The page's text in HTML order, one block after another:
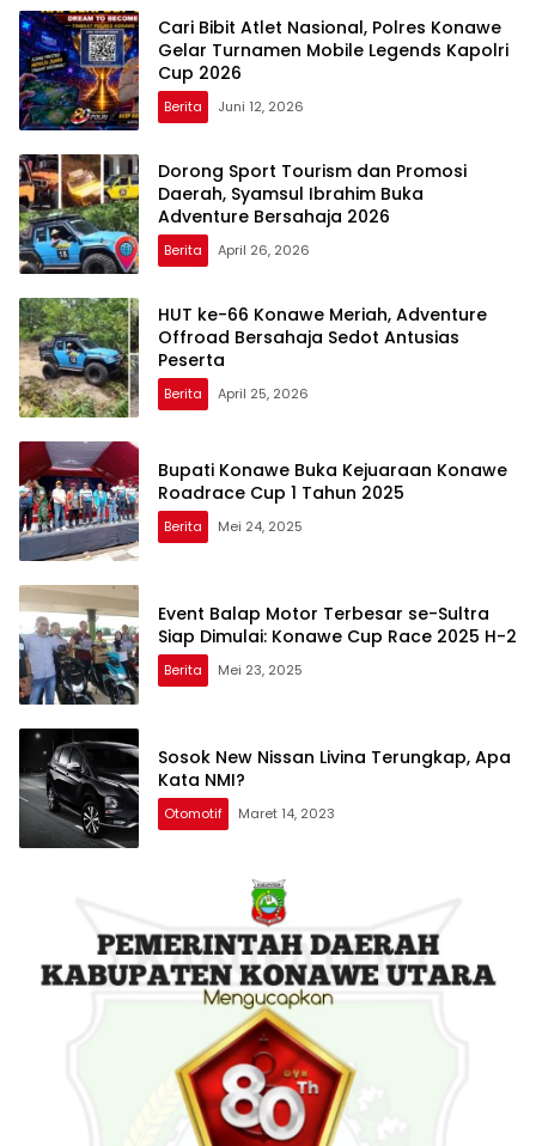
Cari Bibit Atlet Nasional, Polres Konawe
Gelar Turnamen Mobile Legends Kapolri
Cup 2026
Berita Juni 12, 2026
Dorong Sport Tourism dan Promosi
Daerah, Syamsul Ibrahim Buka
Adventure Bersahaja 2026
Berita April 26, 2026
HUT ke-66 Konawe Meriah, Adventure
Offroad Bersahaja Sedot Antusias
Peserta
Berita April 25, 2026
Bupati Konawe Buka Kejuaraan Konawe
Roadrace Cup 1 Tahun 2025
Berita Mei 24, 2025
Event Balap Motor Terbesar se-Sultra
Siap Dimulai: Konawe Cup Race 2025 H-2
Berita Mei 23, 2025
Sosok New Nissan Livina Terungkap, Apa
Kata NMI?
Otomotif Maret 14, 2023